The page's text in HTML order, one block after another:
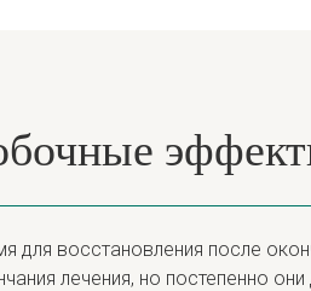
восстановления после
лечения, но постепенно